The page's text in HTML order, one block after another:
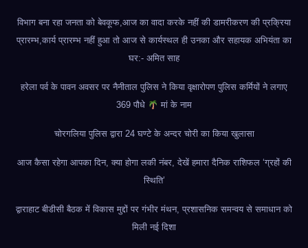
विभाग बना रहा जनता को बेवकूफ,आज का वादा करके नहीं की डामरीकरण की प्रक्रिया
प्रारम्भ,कार्य प्रारम्भ नहीं हुआ तो आज से कार्यस्थल ही उनका और सहायक अभियंता का
घर:- अमित साह
हरेला पर्व के पावन अवसर पर नैनीताल पुलिस ने किया वृक्षारोपण पुलिस कर्मियों ने लगाए
369 पौधे
मां के नाम
चोरगलिया पुलिस द्वारा 24 घण्टे के अन्दर चोरी का किया खुलासा
आज कैसा रहेगा आपका दिन, क्या होगा लकी नंबर, देखें हमारा दैनिक राशिफल ‘ग्रहों की
स्थिति’
द्वाराहाट बीडीसी बैठक में विकास मुद्दों पर गंभीर मंथन, प्रशासनिक समन्वय से समाधान को
मिली नई दिशा